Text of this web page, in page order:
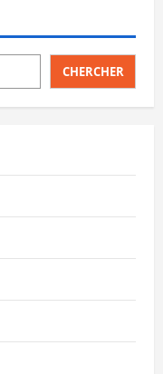
CHERCHER